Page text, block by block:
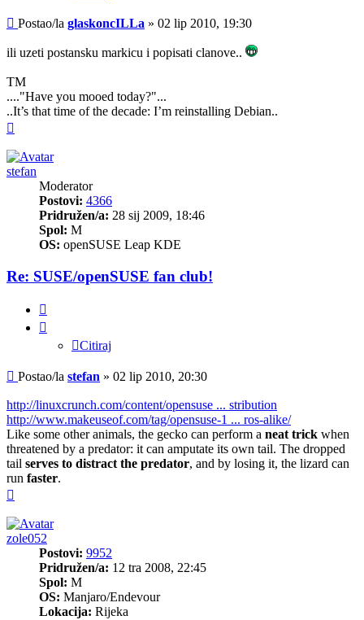
Post
Postao/la glaskoncILLa » 02 lip 2010, 19:30
ili uzeti postansku markicu i popisati clanove..
TM
...."Have you mooed today?"...
..It’s that time of the decade: I’m reinstalling Debian..
stefan
Moderator
Postovi: 4366
Pridružen/a: 28 sij 2009, 18:46
Spol: M
OS: openSUSE Leap KDE
Re: SUSE/openSUSE fan club!
Citiraj
Post
Postao/la stefan » 02 lip 2010, 20:30
http://linuxcrunch.com/content/opensuse ... stribution
http://www.makeuseof.com/tag/opensuse-1 ... ros-alike/
Like some other animals, the gecko can perform a neat trick when
threatened by a predator: it can amputate its own tail. The dropped
tail serves to distract the predator, and by losing it, the lizard can
run faster.
zole052
Postovi: 9952
Pridružen/a: 12 tra 2008, 22:45
Spol: M
OS: Manjaro/Endevour
Lokacija: Rijeka